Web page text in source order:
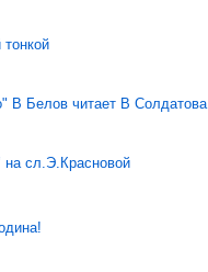
тонкой
В Белов читает В Солдатова
сл.Э.Красновой